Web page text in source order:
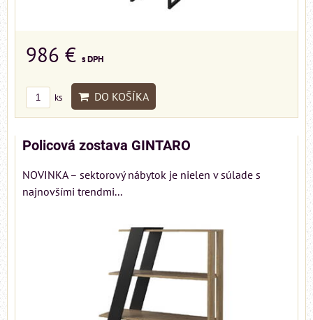
986 € s DPH
ks DO KOŠÍKA
Policová zostava GINTARO
NOVINKA – sektorový nábytok je nielen v súlade s
najnovšími trendmi...